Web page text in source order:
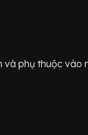
và phụ thuộc vào